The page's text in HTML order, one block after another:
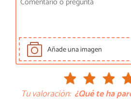
Añade una imagen
Tu valoración: ¿Qué te ha